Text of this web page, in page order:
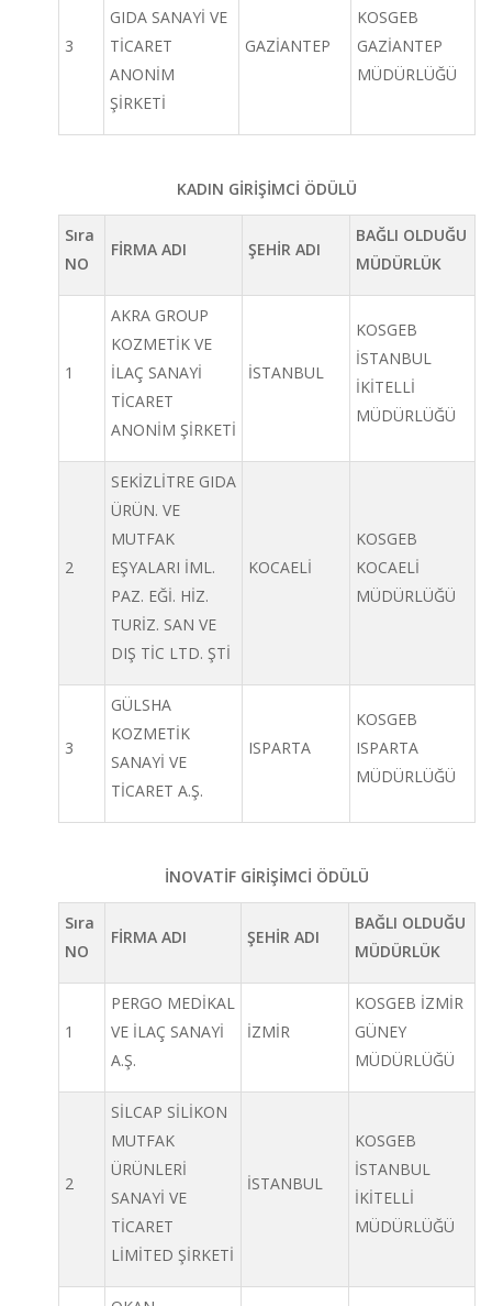
3
GIDA SANAYİ VE
TİCARET
ANONİM
ŞİRKETİ
GAZİANTEP
KOSGEB
GAZİANTEP
MÜDÜRLÜĞÜ
KADIN GİRİŞİMCİ ÖDÜLÜ
Sıra
NO
FİRMA ADI ŞEHİR ADI
BAĞLI OLDUĞU
MÜDÜRLÜK
1
AKRA GROUP
KOZMETİK VE
İLAÇ SANAYİ
TİCARET
ANONİM ŞİRKETİ
İSTANBUL
KOSGEB
İSTANBUL
İKİTELLİ
MÜDÜRLÜĞÜ
2
SEKİZLİTRE GIDA
ÜRÜN. VE
MUTFAK
EŞYALARI İML.
PAZ. EĞİ. HİZ.
TURİZ. SAN VE
DIŞ TİC LTD. ŞTİ
KOCAELİ
KOSGEB
KOCAELİ
MÜDÜRLÜĞÜ
3
GÜLSHA
KOZMETİK
SANAYİ VE
TİCARET A.Ş.
ISPARTA
KOSGEB
ISPARTA
MÜDÜRLÜĞÜ
İNOVATİF GİRİŞİMCİ ÖDÜLÜ
Sıra
NO
FİRMA ADI ŞEHİR ADI
BAĞLI OLDUĞU
MÜDÜRLÜK
1
PERGO MEDİKAL
VE İLAÇ SANAYİ
A.Ş.
İZMİR
KOSGEB İZMİR
GÜNEY
MÜDÜRLÜĞÜ
2
SİLCAP SİLİKON
MUTFAK
ÜRÜNLERİ
SANAYİ VE
TİCARET
LİMİTED ŞİRKETİ
İSTANBUL
KOSGEB
İSTANBUL
İKİTELLİ
MÜDÜRLÜĞÜ